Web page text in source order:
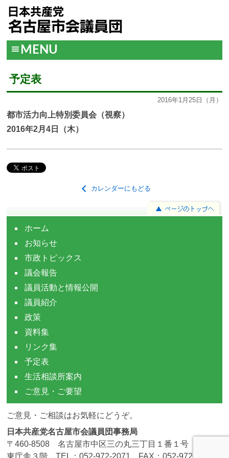
MENU
予定表
2016年1月25日（月）
都市活力向上特別委員会（視察）
2016年2月4日（木）
カレンダーにもどる
ホーム
お知らせ
市政トピックス
議会報告
議員活動と情報公開
議員紹介
政策
資料集
リンク集
予定表
生活相談所案内
ご意見・ご要望
ご意見・ご相談はお気軽にどうぞ。
日本共産党名古屋市会議員団事務局
〒460-8508 名古屋市中区三の丸三丁目１番１号 市役所